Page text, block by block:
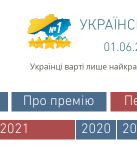
Українці варті лише
Про премію
2021 2020